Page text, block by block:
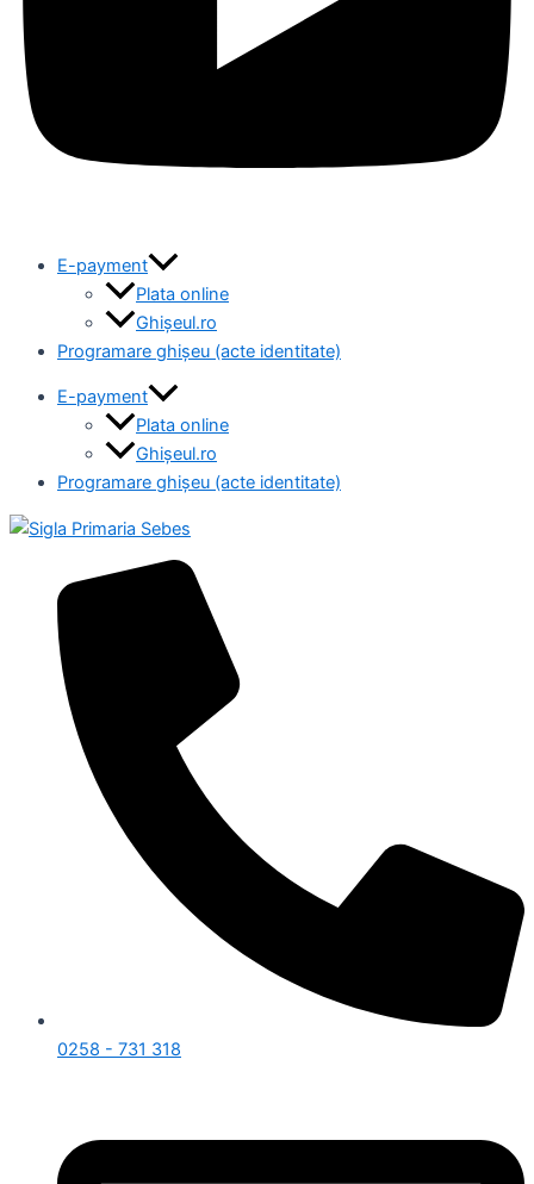
E-payment
Plata online
Ghișeul.ro
Programare ghișeu (acte identitate)
E-payment
Plata online
Ghișeul.ro
Programare ghișeu (acte identitate)
0258 - 731 318